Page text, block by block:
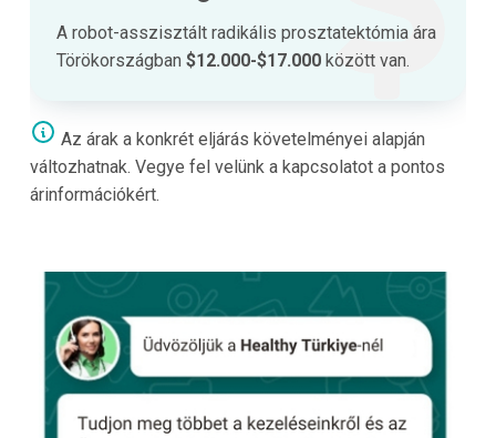
A robot-asszisztált radikális prosztatektómia ára
Törökországban $12.000-$17.000között van.
Az árak a konkrét eljárás követelményei alapján
változhatnak. Vegye fel velünk a kapcsolatot a pontos
árinformációkért.